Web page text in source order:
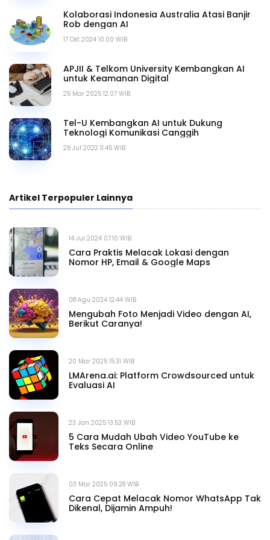
17 Okt 2024 10.00 WIB
Kolaborasi Indonesia Australia Atasi Banjir
Rob dengan AI
25 Mar 2025 12.07 WIB
APJII & Telkom University Kembangkan AI
untuk Keamanan Digital
26 Jul 2022 11.45 WIB
Tel-U Kembangkan AI untuk Dukung
Teknologi Komunikasi Canggih
Artikel Terpopuler Lainnya
14 Jul 2024 07.10 WIB
Cara Praktis Melacak Lokasi dengan
Nomor HP, Email & Google Maps
08 Agu 2024 12.44 WIB
Mengubah Foto Menjadi Video dengan AI,
Berikut Caranya!
20 Mar 2025 15.31 WIB
LMArena.ai: Platform Crowdsourced untuk
Evaluasi AI
23 Jan 2025 13.53 WIB
5 Cara Mudah Ubah Video YouTube ke
Teks Secara Online
03 Mar 2025 09.28 WIB
Cara Cepat Melacak Nomor WhatsApp Tak
Dikenal, Dijamin Ampuh!